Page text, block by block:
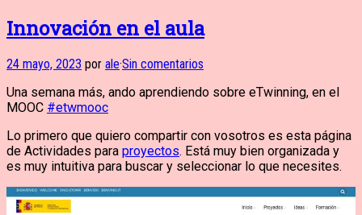
Innovación en el aula
24 mayo, 2023 por ale·Sin comentarios
Una semana más, ando aprendiendo sobre eTwinning, en el
MOOC #etwmooc
Lo primero que quiero compartir con vosotros es esta página
de Actividades para proyectos. Está muy bien organizada y
es muy intuitiva para buscar y seleccionar lo que necesites.